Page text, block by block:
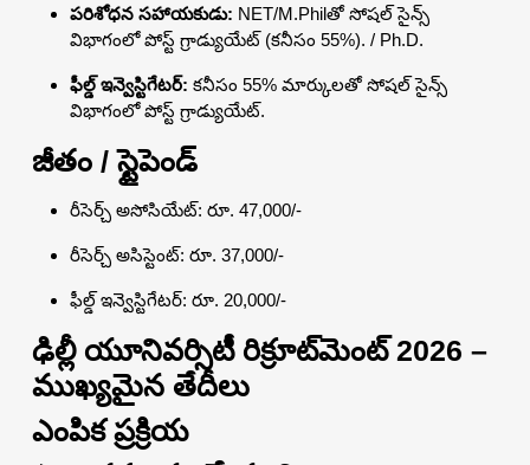
పరిశోధన సహాయకుడు: NET/M.Philతో సోషల్ సైన్స్
విభాగంలో పోస్ట్ గ్రాడ్యుయేట్ (కనీసం 55%). / Ph.D.
ఫీల్డ్ ఇన్వెస్టిగేటర్: కనీసం 55% మార్కులతో సోషల్ సైన్స్
విభాగంలో పోస్ట్ గ్రాడ్యుయేట్.
జీతం / స్టైపెండ్
రీసెర్చ్ అసోసియేట్: రూ. 47,000/-
రీసెర్చ్ అసిస్టెంట్: రూ. 37,000/-
ఫీల్డ్ ఇన్వెస్టిగేటర్: రూ. 20,000/-
ఢిల్లీ యూనివర్సిటీ రిక్రూట్‌మెంట్ 2026 –
ముఖ్యమైన తేదీలు
ఎంపిక ప్రక్రియ